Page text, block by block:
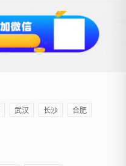
武汉 长沙
合肥